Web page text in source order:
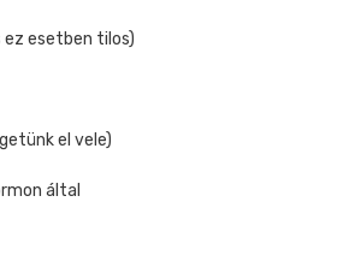
ez esetben tilos)
el vele)
által